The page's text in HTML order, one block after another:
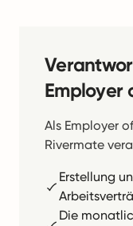
Employer
Als Employer
Rivermate
Erstellung
Die